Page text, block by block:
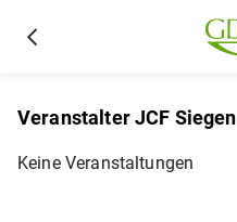
Veranstalter JCF Siegen
Keine Veranstaltungen